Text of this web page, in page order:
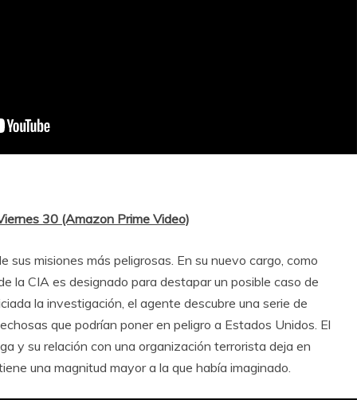
30 (Amazon Prime Video)
sus misiones más peligrosas. En su nuevo cargo, como
la CIA es designado para destapar un posible caso de
la investigación, el agente descubre una serie de
que podrían poner en peligro a Estados Unidos. El
y su relación con una organización terrorista deja en
una magnitud mayor a la que había imaginado.